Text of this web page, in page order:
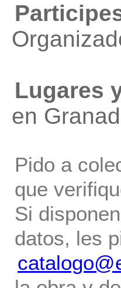
Lugares
en
Pido a
que
Si
datos, les